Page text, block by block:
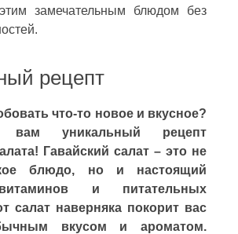
замечательным блюдом без
рецепт
что-то новое и вкусное?
вам уникальный рецепт
Гавайский салат – это не
блюдо, но и настоящий
и питательных
салат наверняка покорит вас
вкусом и ароматом.